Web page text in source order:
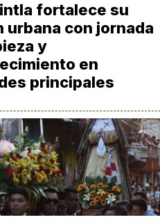
fortalece su
urbana con jornada
y
en
principales